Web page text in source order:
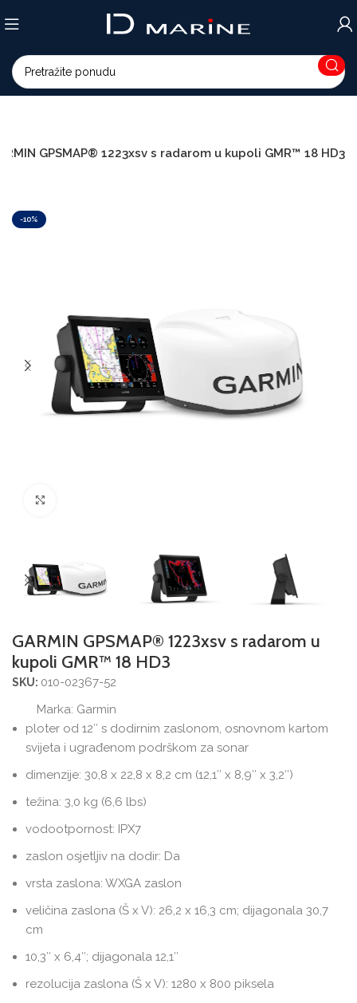
GPSMAP® 1223xsv s radarom u kupoli GMR™ 18 HD3
-10%
GARMIN GPSMAP® 1223xsv s radarom u
kupoli GMR™ 18 HD3
SKU: 010-02367-52
Marka: Garmin
ploter od 12″ s dodirnim zaslonom, osnovnom kartom
svijeta i ugrađenom podrškom za sonar
dimenzije: 30,8 x 22,8 x 8,2 cm (12,1″ x 8,9″ x 3,2″)
težina: 3,0 kg (6,6 lbs)
vodootpornost: IPX7
zaslon osjetljiv na dodir: Da
vrsta zaslona: WXGA zaslon
veličina zaslona (Š x V): 26,2 x 16,3 cm; dijagonala 30,7
cm
10,3″ x 6,4″; dijagonala 12,1″
rezolucija zaslona (Š x V): 1280 x 800 piksela